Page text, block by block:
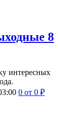
8
интересных
0 от 0 ₽